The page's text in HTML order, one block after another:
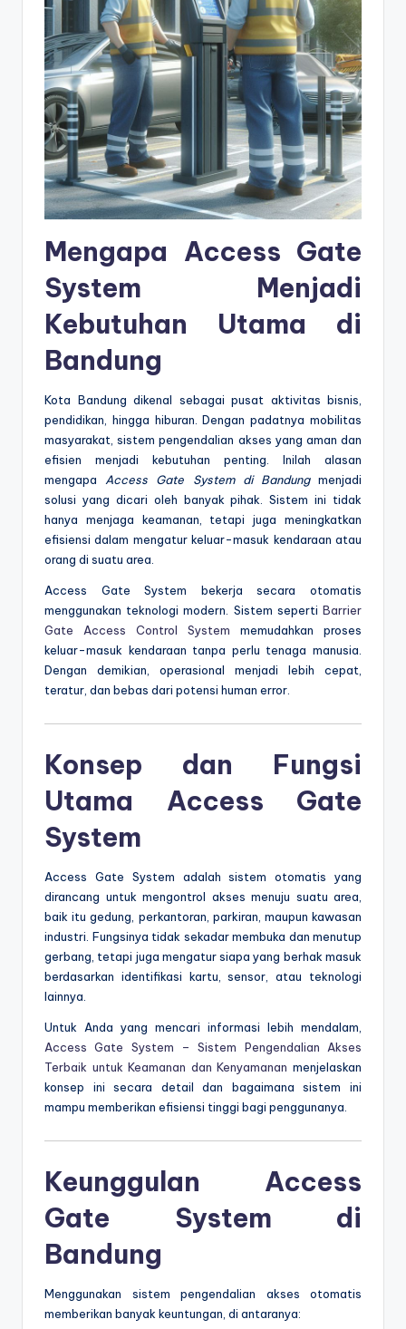
Mengapa Access Gate
System Menjadi
Kebutuhan Utama di
Bandung
Kota Bandung dikenal sebagai pusat aktivitas bisnis,
pendidikan, hingga hiburan. Dengan padatnya mobilitas
masyarakat, sistem pengendalian akses yang aman dan
efisien menjadi kebutuhan penting. Inilah alasan
mengapa Access Gate System di Bandungmenjadi
solusi yang dicari oleh banyak pihak. Sistem ini tidak
hanya menjaga keamanan, tetapi juga meningkatkan
efisiensi dalam mengatur keluar-masuk kendaraan atau
orang di suatu area.
Access Gate System bekerja secara otomatis
menggunakan teknologi modern. Sistem seperti Barrier
Gate Access Control System memudahkan proses
keluar-masuk kendaraan tanpa perlu tenaga manusia.
Dengan demikian, operasional menjadi lebih cepat,
teratur, dan bebas dari potensi human error.
Konsep dan Fungsi
Utama Access Gate
System
Access Gate System adalah sistem otomatis yang
dirancang untuk mengontrol akses menuju suatu area,
baik itu gedung, perkantoran, parkiran, maupun kawasan
industri. Fungsinya tidak sekadar membuka dan menutup
gerbang, tetapi juga mengatur siapa yang berhak masuk
berdasarkan identifikasi kartu, sensor, atau teknologi
lainnya.
Untuk Anda yang mencari informasi lebih mendalam,
Access Gate System – Sistem Pengendalian Akses
Terbaik untuk Keamanan dan Kenyamanan menjelaskan
konsep ini secara detail dan bagaimana sistem ini
mampu memberikan efisiensi tinggi bagi penggunanya.
Keunggulan Access
Gate System di
Bandung
Menggunakan sistem pengendalian akses otomatis
memberikan banyak keuntungan, di antaranya: